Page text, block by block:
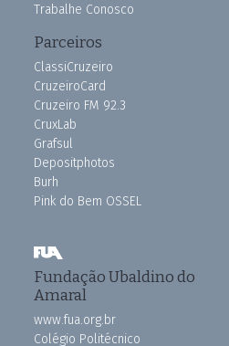
Trabalhe Conosco
Parceiros
ClassiCruzeiro
CruzeiroCard
Cruzeiro FM 92.3
CruxLab
Grafsul
Depositphotos
Burh
Pink do Bem OSSEL
Fundação Ubaldino do
Amaral
www.fua.org.br
Colégio Politécnico